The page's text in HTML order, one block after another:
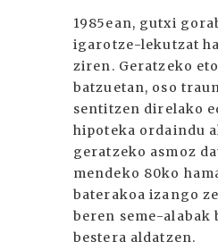
1985ean, gutxi
igarotze-lekutzat
ziren. Geratzeko
batzuetan, oso
sentitzen direlako
hipoteka ordaindu
geratzeko asmoz
mendeko 80ko
baterakoa izango
beren seme-
bestera aldatzen.